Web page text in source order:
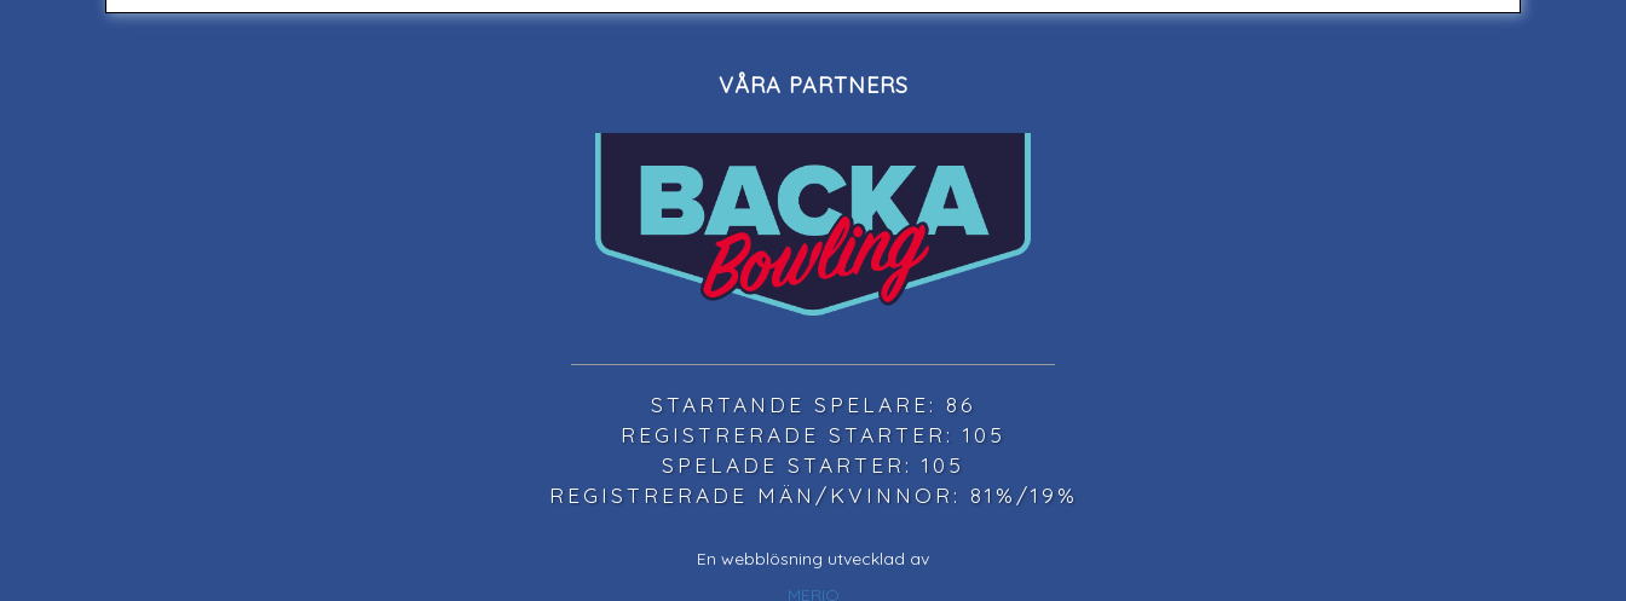
VÅRA PARTNERS
STARTANDE SPELARE: 86
REGISTRERADE STARTER: 105
SPELADE STARTER: 105
REGISTRERADE MÄN/KVINNOR: 81%/19%
En webblösning utvecklad av
MERIQ